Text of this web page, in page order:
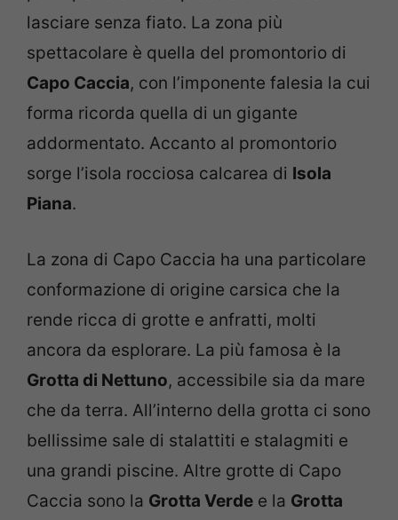
lasciare senza fiato. La zona più
spettacolare è quella del promontorio di
Capo Caccia, con l’imponente falesia la cui
forma ricorda quella di un gigante
addormentato. Accanto al promontorio
sorge l’isola rocciosa calcarea di Isola
Piana.
La zona di Capo Caccia ha una particolare
conformazione di origine carsica che la
rende ricca di grotte e anfratti, molti
ancora da esplorare. La più famosa è la
Grotta di Nettuno, accessibile sia da mare
che da terra. All’interno della grotta ci sono
bellissime sale di stalattiti e stalagmiti e
una grandi piscine. Altre grotte di Capo
Caccia sono la Grotta Verde e la Grotta